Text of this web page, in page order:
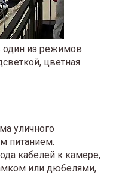
из режимов
цветная
уличного
питанием.
кабелей к камере,
или дюбелями,